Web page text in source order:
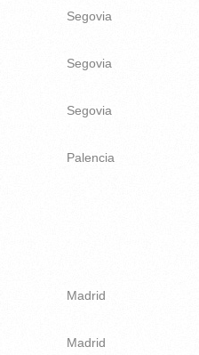
Segovia
Segovia
Segovia
Palencia
Madrid
Madrid